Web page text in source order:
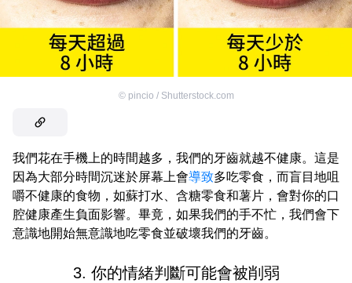
© pincio / Shutterstock.com
我們花在手機上的時間越多，我們的牙齒就越不健康。這是
因為大部分時間沉迷於屏幕上會導致多吃零食，而盲目地咀
嚼不健康的食物，如蘇打水、含糖零食和薯片，會對你的口
腔健康產生負面影響。畢竟，如果我們的手不忙，我們會下
意識地開始無意識地吃零食並破壞我們的牙齒。
3. 你的情緒判斷可能會被削弱